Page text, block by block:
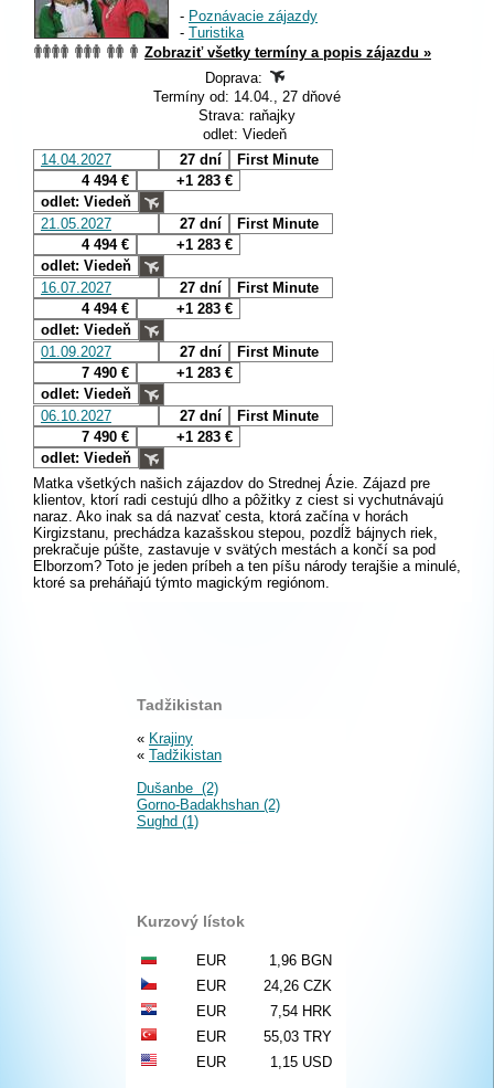
- Poznávacie zájazdy
- Turistika
Zobraziť všetky termíny a popis zájazdu »
Doprava:
Termíny od: 14.04., 27 dňové
Strava: raňajky
odlet: Viedeň
14.04.2027
27 dní
First Minute
4 494 €
+1 283 €
odlet: Viedeň
21.05.2027
27 dní
First Minute
4 494 €
+1 283 €
odlet: Viedeň
16.07.2027
27 dní
First Minute
4 494 €
+1 283 €
odlet: Viedeň
01.09.2027
27 dní
First Minute
7 490 €
+1 283 €
odlet: Viedeň
06.10.2027
27 dní
First Minute
7 490 €
+1 283 €
odlet: Viedeň
Matka všetkých našich zájazdov do Strednej Ázie. Zájazd pre
klientov, ktorí radi cestujú dlho a pôžitky z ciest si vychutnávajú
naraz. Ako inak sa dá nazvať cesta, ktorá začína v horách
Kirgizstanu, prechádza kazašskou stepou, pozdĺž bájnych riek,
prekračuje púšte, zastavuje v svätých mestách a končí sa pod
Elborzom? Toto je jeden príbeh a ten píšu národy terajšie a minulé,
ktoré sa preháňajú týmto magickým regiónom.
Tadžikistan
« Krajiny
« Tadžikistan
Dušanbe (2)
Gorno-Badakhshan (2)
Sughd (1)
Kurzový lístok
EUR
1,96 BGN
EUR
24,26 CZK
EUR
7,54 HRK
EUR
55,03 TRY
EUR
1,15 USD